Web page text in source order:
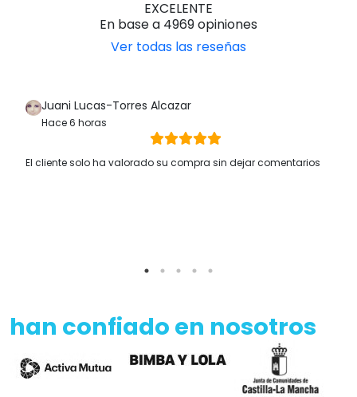
EXCELENTE
En base a 4969 opiniones
Ver todas las reseñas
Juani Lucas-Torres Alcazar
Hace 6 horas
El cliente solo ha valorado su compra sin dejar comentarios
han confiado en nosotros